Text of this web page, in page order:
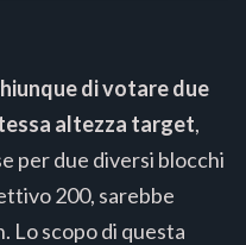
di votare due
altezza target,
per due diversi blocchi
200, sarebbe
Lo scopo di questa